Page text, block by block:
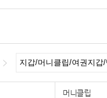
머니클립